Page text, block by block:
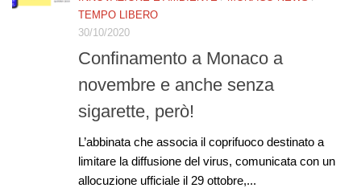
TEMPO LIBERO
30/10/2020
Confinamento a Monaco a
novembre e anche senza
sigarette, però!
L’abbinata che associa il coprifuoco destinato a
limitare la diffusione del virus, comunicata con un
allocuzione ufficiale il 29 ottobre,...